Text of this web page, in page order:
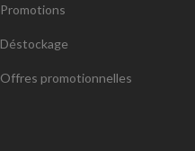
Promotions
Déstockage
Offres promotionnelles